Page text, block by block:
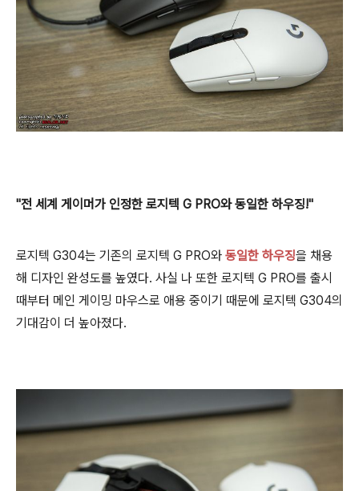
"전 세계 게이머가 인정한 로지텍 G PRO와 동일한 하우징!"
로지텍 G304는 기존의 로지텍 G PRO와 동일한 하우징을 채용
해 디자인 완성도를 높였다. 사실 나 또한 로지텍 G PRO를 출시
때부터 메인 게이밍 마우스로 애용 중이기 때문에 로지텍 G304의
기대감이 더 높아졌다.